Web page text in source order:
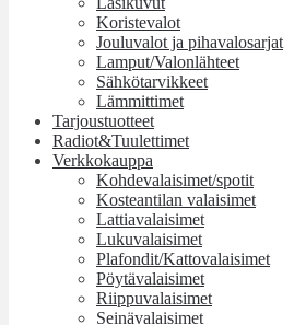
Koristevalot
Jouluvalot ja pihavalosarjat
Lamput/Valonlähteet
Sähkötarvikkeet
Lämmittimet
Tarjoustuotteet
Radiot&Tuulettimet
Verkkokauppa
Kohdevalaisimet/spotit
Kosteantilan valaisimet
Lattiavalaisimet
Lukuvalaisimet
Plafondit/Kattovalaisimet
Pöytävalaisimet
Riippuvalaisimet
Seinävalaisimet